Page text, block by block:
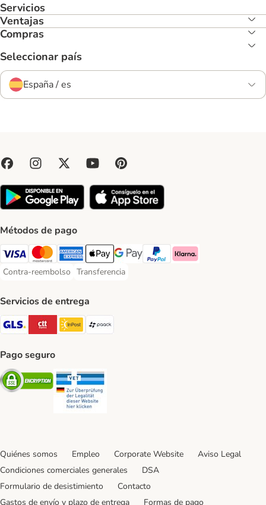
Servicios
Ventajas
Compras
Seleccionar país
España / es
Métodos de pago
Visa Payment Method
Mastercard Payment Method
American Express Payment Method
Apple Pay Payment Method
Google Pay Payment Method
PayPal Payment Method
Klarna Payment Method
Contra-reembolso
Contra-reembolso Payment Method
Transferencia
Transferencia Payment Method
Servicios de entrega
GLS Shipping Method
CTTExpress Shipping Method
InPost Shipping Method
paack Shipping Method
Pago seguro
Security
Quiénes somos Empleo Corporate Website
Aviso Legal
Condiciones comerciales generales
DSA
Formulario de desistimiento
Contacto
Gastos de envío y plazo de entrega
Formas de pago